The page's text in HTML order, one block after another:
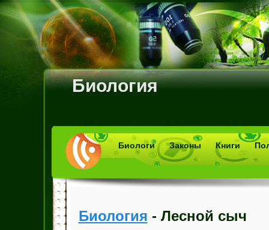
Биология
Биологи Законы Книги
Биология - Лесной сыч